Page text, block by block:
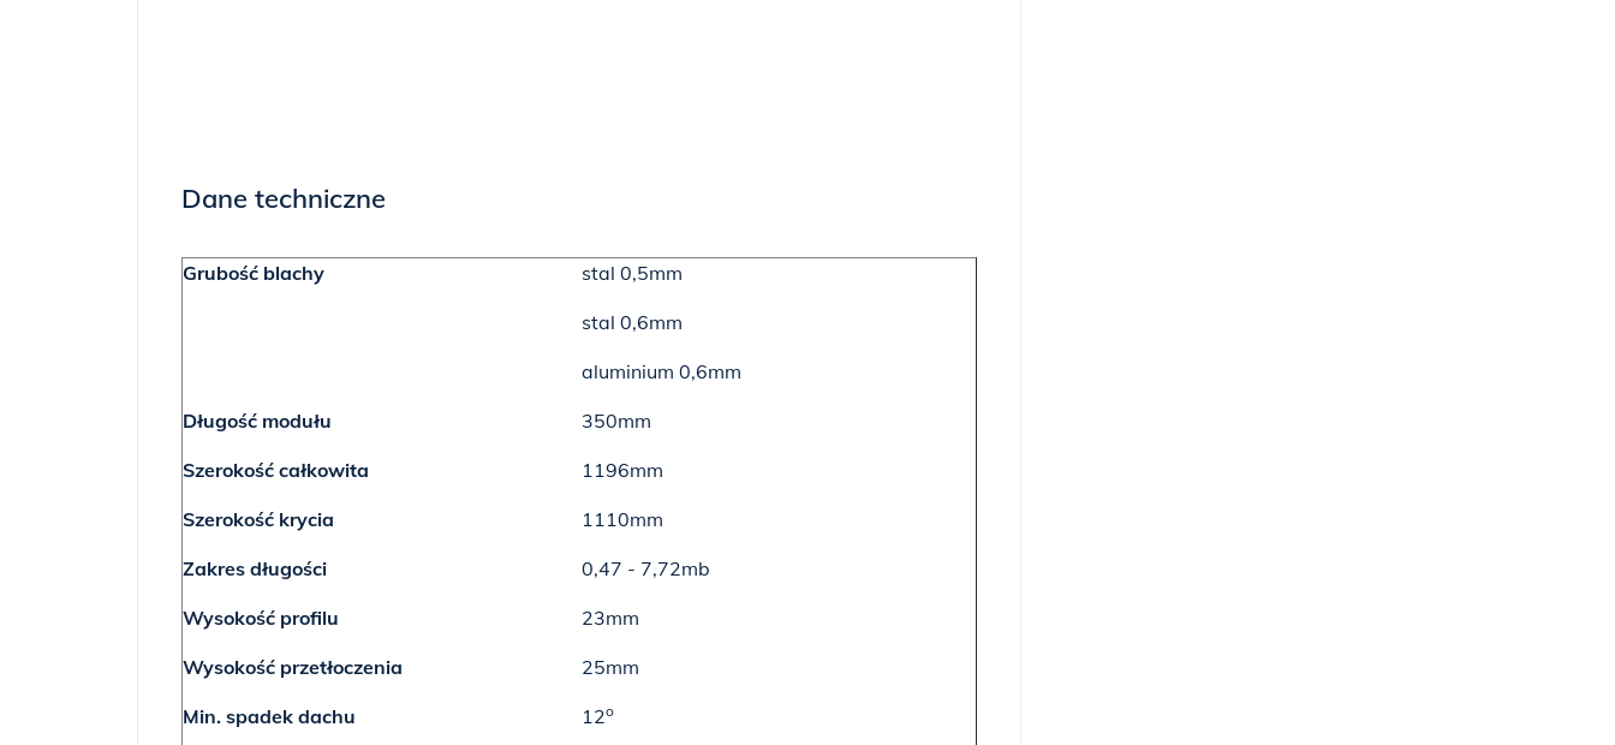
Dane techniczne
Grubość blachy
Długość modułu
Szerokość całkowita
Szerokość krycia
Zakres długości
Wysokość profilu
Wysokość przetłoczenia
Min. spadek dachu
stal 0,5mm
stal 0,6mm
aluminium 0,6mm
350mm
1196mm
1110mm
0,47 - 7,72mb
23mm
25mm
12o